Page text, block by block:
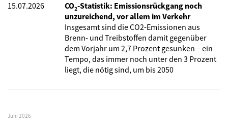
15.07.2026
CO₂-Statistik: Emissionsrückgang noch
unzureichend, vor allem im Verkehr
Insgesamt sind die CO2-Emissionen aus
Brenn- und Treibstoffen damit gegenüber
dem Vorjahr um 2,7 Prozent gesunken – ein
Tempo, das immer noch unter den 3 Prozent
liegt, die nötig sind, um bis 2050
Juni 2026